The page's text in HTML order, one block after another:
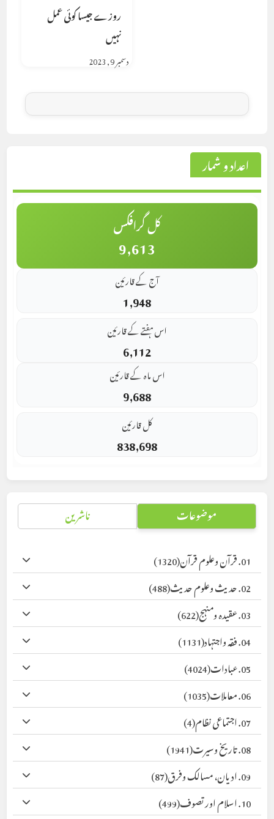
روزے جیسا کوئی عمل
نہیں
دسمبر 9, 2023
اعداد و شمار
کل گرافکس
9,613
آج کے قارئین
1,948
اس ہفتے کے قارئین
6,112
اس ماہ کے قارئین
9,688
کل قارئین
838,698
موضوعات ناشرین
01. قرآن وعلوم قرآن
(1320)
02. حدیث وعلوم حدیث
(488)
03. عقیدہ ومنہج
(622)
04. فقہ واجتہاد
(1131)
05. عبادات
(4024)
06. معاملات
(1035)
07. اجتماعی نظام
(4)
08. تاریخ وسیرت
(1941)
09. ادیان، مسالک وفرق
(87)
10. اسلام اور تصوف
(499)